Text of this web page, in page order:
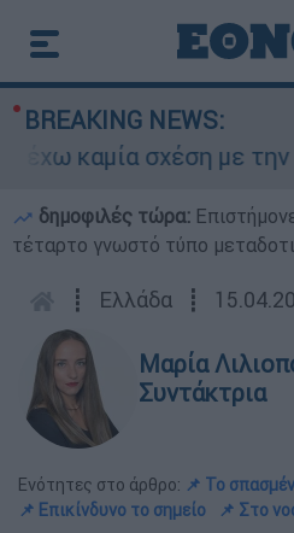
BREAKING NEWS:
σχέση με την
δημοφιλές τώρα:
τέταρτο γνωστό τύπο
┋ Ελλάδα ┋
Μαρία
Συντάκτρια
Ενότητες στο άρθρο: 📌 Το
📌 Επικίνδυνο το σημείο
📌 Στο